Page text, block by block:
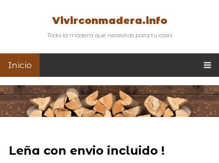
Vivirconmadera.info
Toda la madera que necesitas para tu casa
Inicio
Leña con envio incluido !